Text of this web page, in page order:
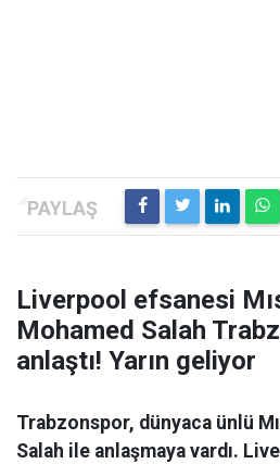
Liverpool efsanesi
Mohamed Salah
anlaştı! Yarın geliyor
Trabzonspor, dünyaca ünlü
Salah ile anlaşmaya vardı.